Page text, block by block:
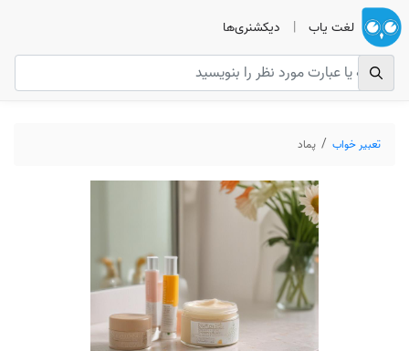
لغت یاب | دیکشنری‌ها
تعبیر خواب پماد